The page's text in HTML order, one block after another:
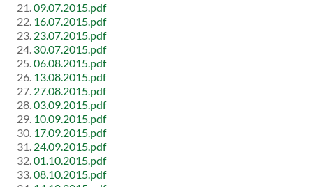
09.07.2015.pdf
16.07.2015.pdf
23.07.2015.pdf
30.07.2015.pdf
06.08.2015.pdf
13.08.2015.pdf
27.08.2015.pdf
03.09.2015.pdf
10.09.2015.pdf
17.09.2015.pdf
24.09.2015.pdf
01.10.2015.pdf
08.10.2015.pdf